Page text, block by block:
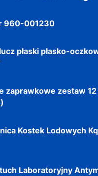
960-001230
płaski płasko-
zaprawkowe zestaw
Kostek Lodowych
Laboratoryjny